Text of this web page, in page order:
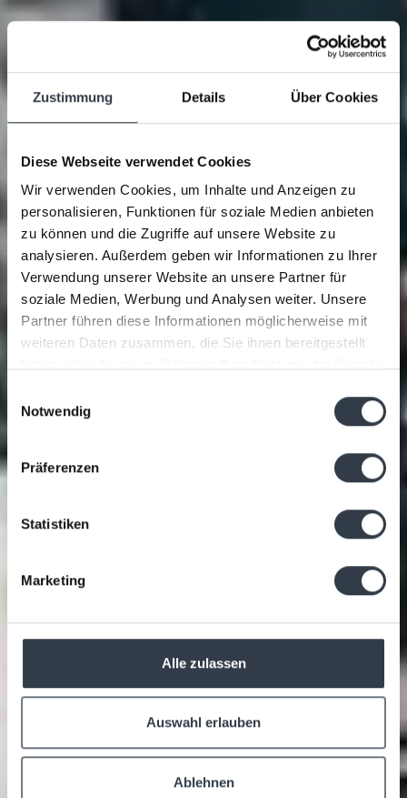
Zustimmung Details Über Cookies
Diese Webseite verwendet Cookies
Wir verwenden Cookies, um Inhalte und Anzeigen zu
personalisieren, Funktionen für soziale Medien anbieten
zu können und die Zugriffe auf unsere Website zu
analysieren. Außerdem geben wir Informationen zu Ihrer
Verwendung unserer Website an unsere Partner für
soziale Medien, Werbung und Analysen weiter. Unsere
Partner führen diese Informationen möglicherweise mit
weiteren Daten zusammen, die Sie ihnen bereitgestellt
Notwendig
Präferenzen
Statistiken
Marketing
Alle zulassen
Auswahl erlauben
Ablehnen